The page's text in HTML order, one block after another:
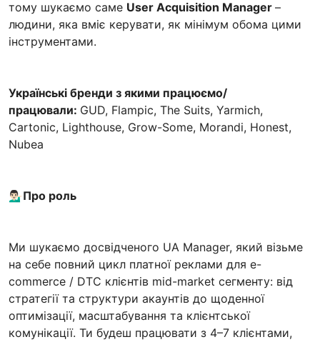
тому шукаємо саме User Acquisition Manager –
людини, яка вміє керувати, як мінімум обома цими
інструментами.
Українські бренди з якими працюємо/
працювали: GUD, Flampic, The Suits, Yarmich,
Cartonic, Lighthouse, Grow-Some, Morandi, Honest,
Nubea
💁🏻‍♂️Про роль
Ми шукаємо досвідченого UA Manager, який візьме
на себе повний цикл платної реклами для e-
commerce / DTC клієнтів mid-market сегменту: від
стратегії та структури акаунтів до щоденної
оптимізації, масштабування та клієнтської
комунікації. Ти будеш працювати з 4–7 клієнтами,